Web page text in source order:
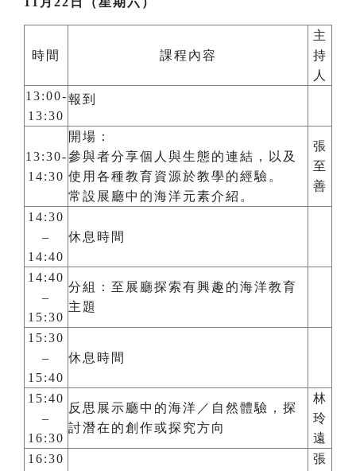
時間 課程內容
主
持
人
13:00-
13:30
報到
13:30-
14:30
開場：
參與者分享個人與生態的連結，以及
使用各種教育資源於教學的經驗。
常設展廳中的海洋元素介紹。
張
至
善
14:30
–
14:40
休息時間
14:40
–
15:30
分組：至展廳探索有興趣的海洋教育
主題
15:30
–
15:40
休息時間
15:40
–
16:30
反思展示廳中的海洋／自然體驗，探
討潛在的創作或探究方向
林
玲
遠
16:30
張